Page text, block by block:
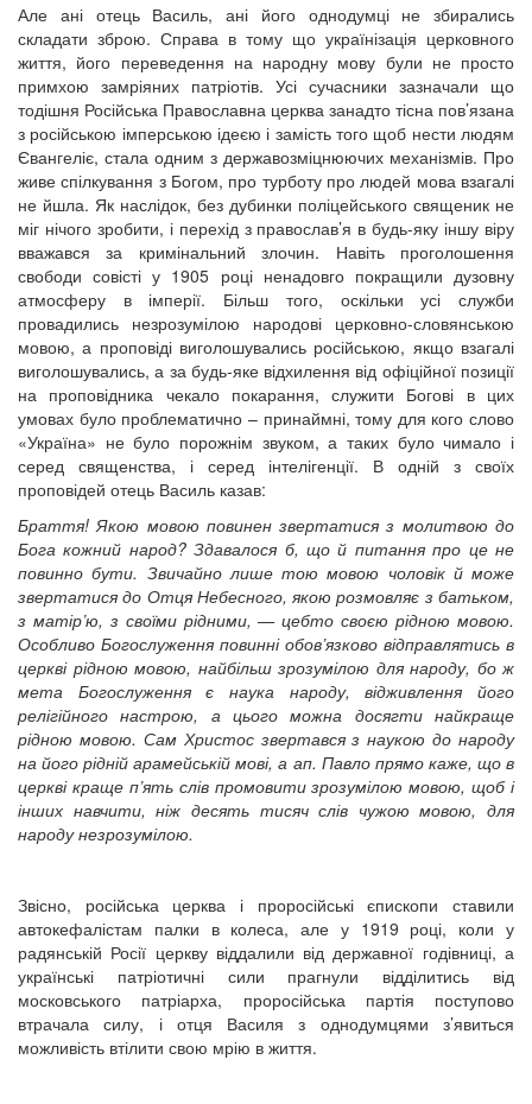
Але ані отець Василь, ані його однодумці не збирались
складати зброю. Справа в тому що українізація церковного
життя, його переведення на народну мову були не просто
примхою замріяних патріотів. Усі сучасники зазначали що
тодішня Російська Православна церква занадто тісна пов’язана
з російською імперською ідеєю і замість того щоб нести людям
Євангеліє, стала одним з державозміцнюючих механізмів. Про
живе спілкування з Богом, про турботу про людей мова взагалі
не йшла. Як наслідок, без дубинки поліцейського священик не
міг нічого зробити, і перехід з православ’я в будь-яку іншу віру
вважався за кримінальний злочин. Навіть проголошення
свободи совісті у 1905 році ненадовго покращили дузовну
атмосферу в імперії. Більш того, оскільки усі служби
провадились незрозумілою народові церковно-словянською
мовою, а проповіді виголошувались російською, якщо взагалі
виголошувались, а за будь-яке відхилення від офіційної позиції
на проповідника чекало покарання, служити Богові в цих
умовах було проблематично – принаймні, тому для кого слово
«Україна» не було порожнім звуком, а таких було чимало і
серед священства, і серед інтелігенції. В одній з своїх
проповідей отець Василь казав:
Браття! Якою мовою повинен звертатися з молитвою до
Бога кожний народ? Здавалося б, що й питання про це не
повинно бути. Звичайно лише тою мовою чоловік й може
звертатися до Отця Небесного, якою розмовляє з батьком,
з матір’ю, з своїми рідними, — цебто своєю рідною мовою.
Особливо Богослуження повинні обов’язково відправлятись в
церкві рідною мовою, найбільш зрозумілою для народу, бо ж
мета Богослуження є наука народу, відживлення його
релігійного настрою, а цього можна досягти найкраще
рідною мовою. Сам Христос звертався з наукою до народу
на його рідній арамейській мові, а ап. Павло прямо каже, що в
церкві краще п’ять слів промовити зрозумілою мовою, щоб і
інших навчити, ніж десять тисяч слів чужою мовою, для
народу незрозумілою.
Звісно, російська церква і проросійські єпископи ставили
автокефалістам палки в колеса, але у 1919 році, коли у
радянській Росії церкву віддалили від державної годівниці, а
українські патріотичні сили прагнули відділитись від
московського патріарха, проросійська партія поступово
втрачала силу, і отця Василя з однодумцями з’явиться
можливість втілити свою мрію в життя.